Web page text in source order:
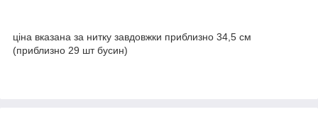
ціна вказана за нитку завдовжки приблизно 34,5 см
(приблизно 29 шт бусин)